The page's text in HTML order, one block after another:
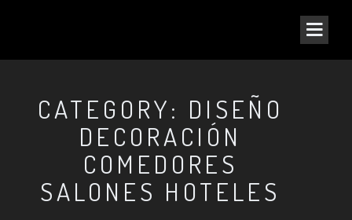
CATEGORY: DISEÑO
DECORACIÓN
COMEDORES
SALONES HOTELES